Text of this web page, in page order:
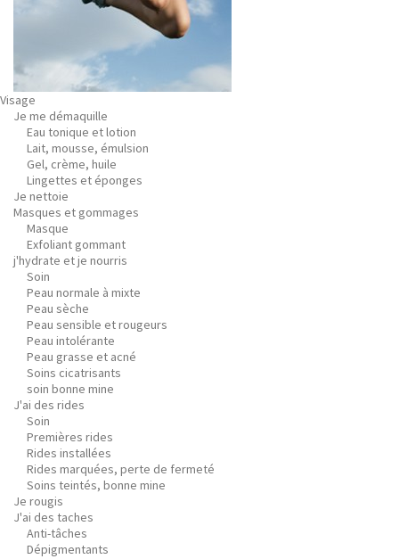
Visage
Je me démaquille
Eau tonique et lotion
Lait, mousse, émulsion
Gel, crème, huile
Lingettes et éponges
Je nettoie
Masques et gommages
Masque
Exfoliant gommant
j'hydrate et je nourris
Soin
Peau normale à mixte
Peau sèche
Peau sensible et rougeurs
Peau intolérante
Peau grasse et acné
Soins cicatrisants
soin bonne mine
J'ai des rides
Soin
Premières rides
Rides installées
Rides marquées, perte de fermeté
Soins teintés, bonne mine
Je rougis
J'ai des taches
Anti-tâches
Dépigmentants